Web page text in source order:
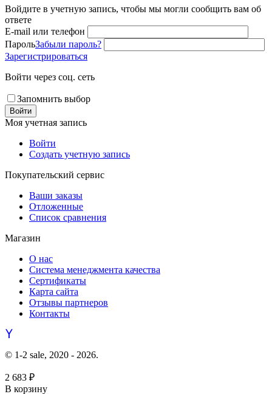
Войдите в учетную запись, чтобы мы могли сообщить вам об
ответе
E-mail или телефон
ПарольЗабыли пароль?
Зарегистрироваться
Войти через соц. сеть
Запомнить выбор
Войти
Моя учетная запись
Войти
Создать учетную запись
Покупательский сервис
Ваши заказы
Отложенные
Список сравнения
Магазин
О нас
Система менеджмента качества
Сертификаты
Карта сайта
Отзывы партнеров
Контакты
© 1-2 sale, 2020 - 2026.
2 683 ₽
В корзину